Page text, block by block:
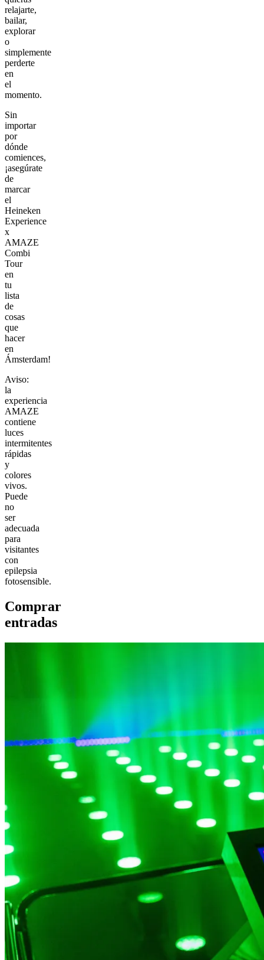
relajarte,
bailar,
explorar
o
simplemente
perderte
en
el
momento.
Sin
importar
por
dónde
comiences,
¡asegúrate
de
marcar
el
Heineken
Experience
x
AMAZE
Combi
Tour
en
tu
lista
de
cosas
que
hacer
en
Ámsterdam!
Aviso:
la
experiencia
AMAZE
contiene
luces
intermitentes
rápidas
y
colores
vivos.
Puede
no
ser
adecuada
para
visitantes
con
epilepsia
fotosensible.
Comprar
entradas